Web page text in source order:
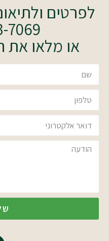
לפרטים
7069
או מלאו את